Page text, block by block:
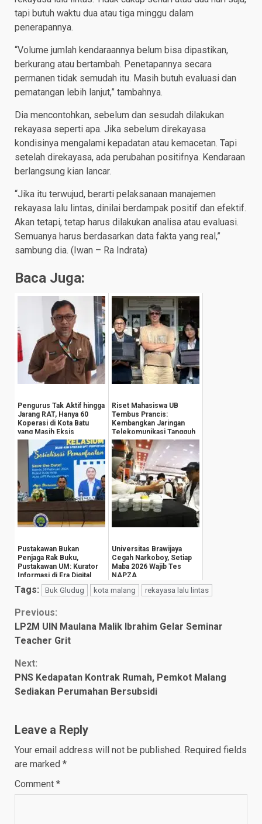
tapi butuh waktu dua atau tiga minggu dalam
penerapannya.
“Volume jumlah kendaraannya belum bisa dipastikan,
berkurang atau bertambah. Penetapannya secara
permanen tidak semudah itu. Masih butuh evaluasi dan
pematangan lebih lanjut,” tambahnya.
Dia mencontohkan, sebelum dan sesudah dilakukan
rekayasa seperti apa. Jika sebelum direkayasa
kondisinya mengalami kepadatan atau kemacetan. Tapi
setelah direkayasa, ada perubahan positifnya. Kendaraan
berlangsung kian lancar.
“Jika itu terwujud, berarti pelaksanaan manajemen
rekayasa lalu lintas, dinilai berdampak positif dan efektif.
Akan tetapi, tetap harus dilakukan analisa atau evaluasi.
Semuanya harus berdasarkan data fakta yang real,”
sambung dia. (Iwan – Ra Indrata)
Baca Juga:
Pengurus Tak Aktif hingga
Jarang RAT, Hanya 60
Koperasi di Kota Batu
yang Masih Eksis
Riset Mahasiswa UB
Tembus Prancis:
Kembangkan Jaringan
Telekomunikasi Tangguh
Hadapi Perubahan Iklim
Pustakawan Bukan
Penjaga Rak Buku,
Pustakawan UM: Kurator
Informasi di Era Digital
Universitas Brawijaya
Cegah Narkoboy, Setiap
Maba 2026 Wajib Tes
NAPZA
Tags: Buk Gludug kota malang rekayasa lalu lintas
Continue
Reading
Previous:
LP2M UIN Maulana Malik Ibrahim Gelar Seminar
Teacher Grit
Next:
PNS Kedapatan Kontrak Rumah, Pemkot Malang
Sediakan Perumahan Bersubsidi
Leave a Reply
Your email address will not be published. Required fields
are marked *
Comment *